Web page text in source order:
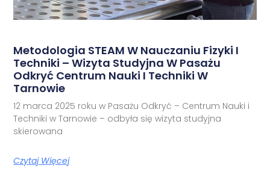
Metodologia STEAM W Nauczaniu Fizyki I
Techniki – Wizyta Studyjna W Pasażu
Odkryć Centrum Nauki I Techniki W
Tarnowie
12 marca 2025 roku w Pasażu Odkryć – Centrum Nauki i
Techniki w Tarnowie – odbyła się wizyta studyjna
skierowana
Czytaj Więcej